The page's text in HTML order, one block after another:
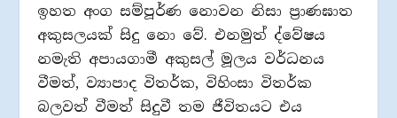
ඉහත අංග සම්පූර්ණ නොවන නිසා ප්‍රාණඝාත
අකුසලයක් සිදු නො වේ. එනමුත් ද්වේෂය
නමැති අපායගාමී අකුසල් මූලය වර්ධනය
වීමත්, ව්‍යාපාද විතර්ක, විහිංසා විතර්ක
බලවත් වීමත් සිදුවී තම ජීවිතයට එය